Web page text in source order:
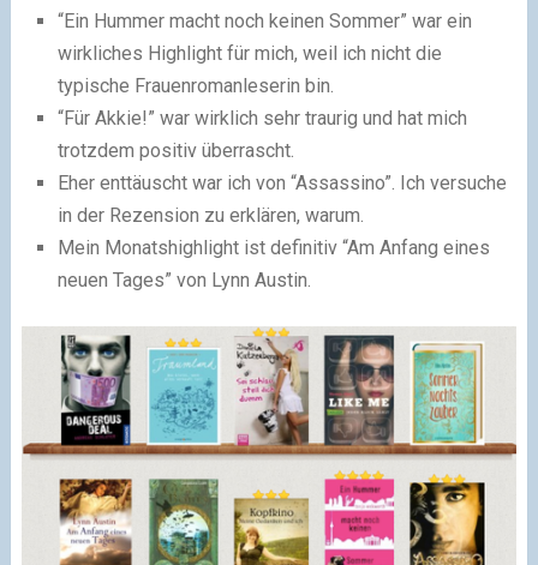
“Ein Hummer macht noch keinen Sommer” war ein
wirkliches Highlight für mich, weil ich nicht die
typische Frauenromanleserin bin.
“Für Akkie!” war wirklich sehr traurig und hat mich
trotzdem positiv überrascht.
Eher enttäuscht war ich von “Assassino”. Ich versuche
in der Rezension zu erklären, warum.
Mein Monatshighlight ist definitiv “Am Anfang eines
neuen Tages” von Lynn Austin.